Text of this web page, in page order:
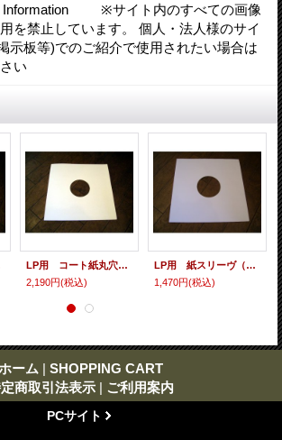
Information ※サイト内のすべての画像
を禁止しています。 個人・法人様のサイ
示板等)でのご紹介で使用されたい場合は
さい
LP用 コート紙丸穴ジャケ 10枚セット
2,190円(税込)
LP用 紙スリーヴ（レギュラー 四角の角） 10枚セット
1,470円(税込)
ーム | SHOPPING CART
商取引法表示 | ご利用案内
PCサイト